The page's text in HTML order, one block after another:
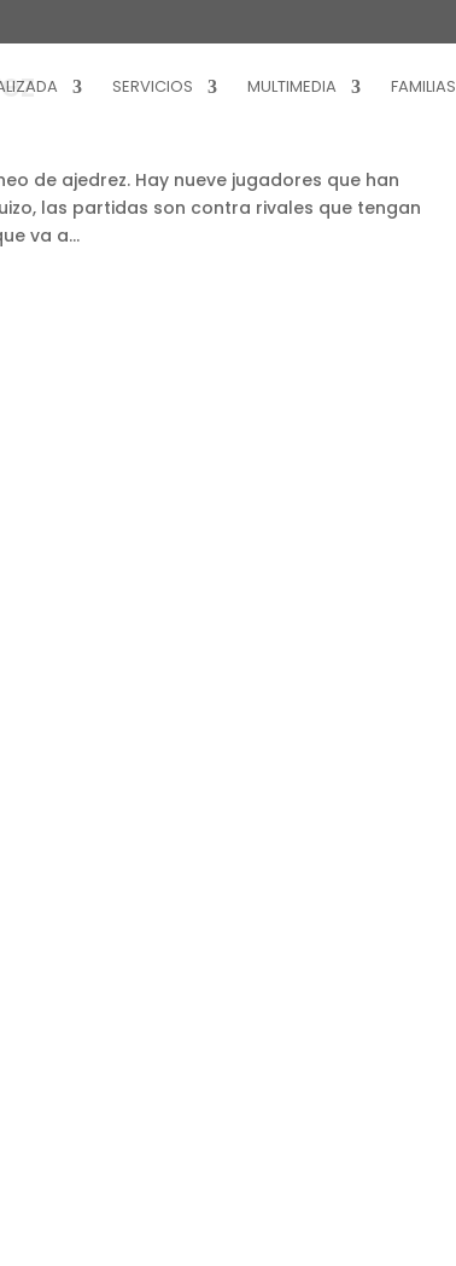
SERVICIOS MULTIMEDIA FAMILIAS
de ajedrez. Hay nueve jugadores que han
las partidas son contra rivales que tengan
va a...